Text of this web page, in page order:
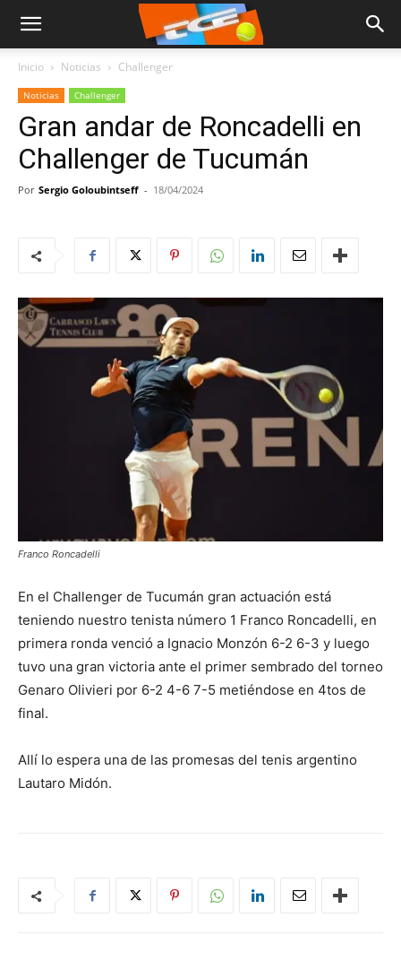
Inicio Noticias Challenger
Noticias Challenger
Gran andar de Roncadelli en
Challenger de Tucumán
Por Sergio Goloubintseff - 18/04/2024
Franco Roncadelli
En el Challenger de Tucumán gran actuación está
teniendo nuestro tenista número 1 Franco Roncadelli, en
primera ronda venció a Ignacio Monzón 6-2 6-3 y luego
tuvo una gran victoria ante el primer sembrado del torneo
Genaro Olivieri por 6-2 4-6 7-5 metiéndose en 4tos de
final.
Allí lo espera una de las promesas del tenis argentino
Lautaro Midón.